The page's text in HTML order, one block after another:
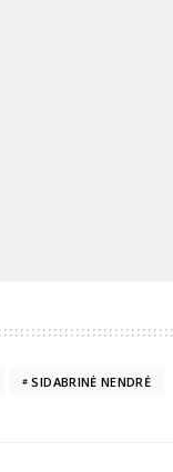
SIDABRINĖ NENDRĖ